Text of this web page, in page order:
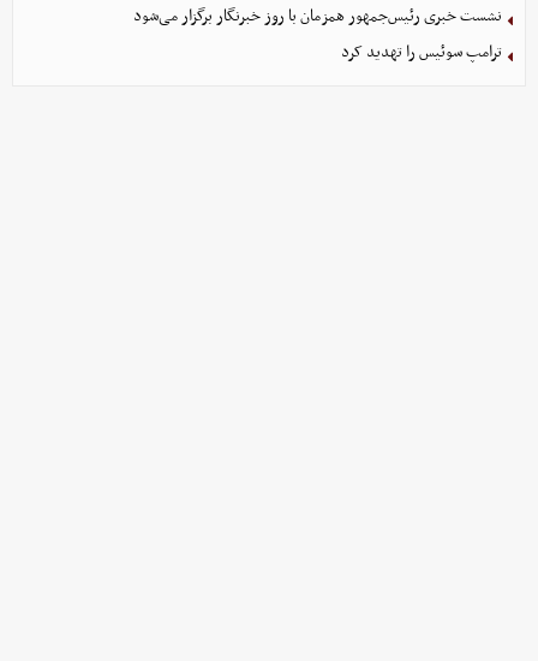
نشست خبری رئیس‌جمهور همزمان با روز خبرنگار برگزار می‌شود
ترامپ سوئیس را تهدید کرد